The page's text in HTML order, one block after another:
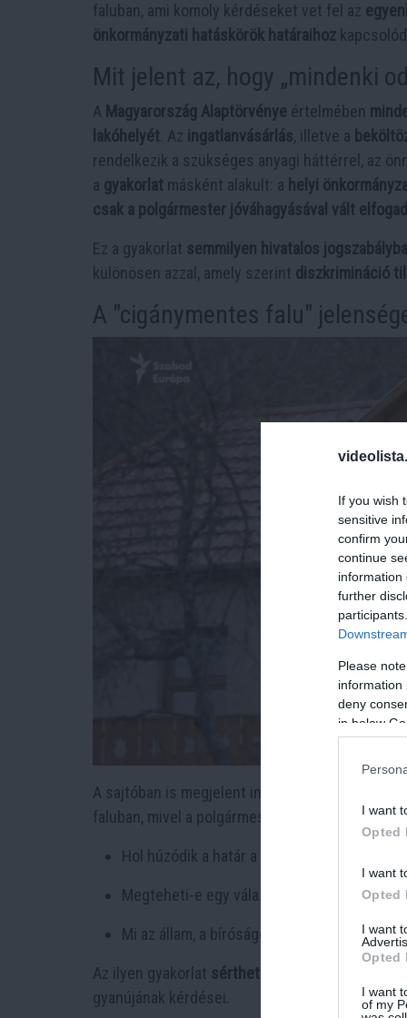
If you wish
sensitive
confirm
continue
information
further
Please
information
deny
in below
I want
Opted
I want
Opted
I want
Opted
I want
of my
faluban, ami komoly kérdéseket vet fel az
önkormányzati hatáskörök határaihoz
Mit jelent az, hogy „mindenki
A Magyarország Alaptörvénye értelmében
lakóhelyét . Az ingatlanvásárlás, illetve a
rendelkezik a szükséges anyagi háttérrel, az
a gyakorlat másként alakult: a helyi
csak a polgármester jóváhagyásával vált
Ez a gyakorlat semmilyen hivatalos
különösen azzal, amely szerint diszkrimináció
A "cigánymentes falu"
A sajtóban is megjelent információk szerint
faluban, mivel a polgármester ezt
aktívan
Hol húzódik a határ a
Megteheti-e egy választott önkormányzati
Mi az állam, a bíróságok és a hatóságok
Az ilyen gyakorlat sértheti az egyenlő
gyanújának kérdései.